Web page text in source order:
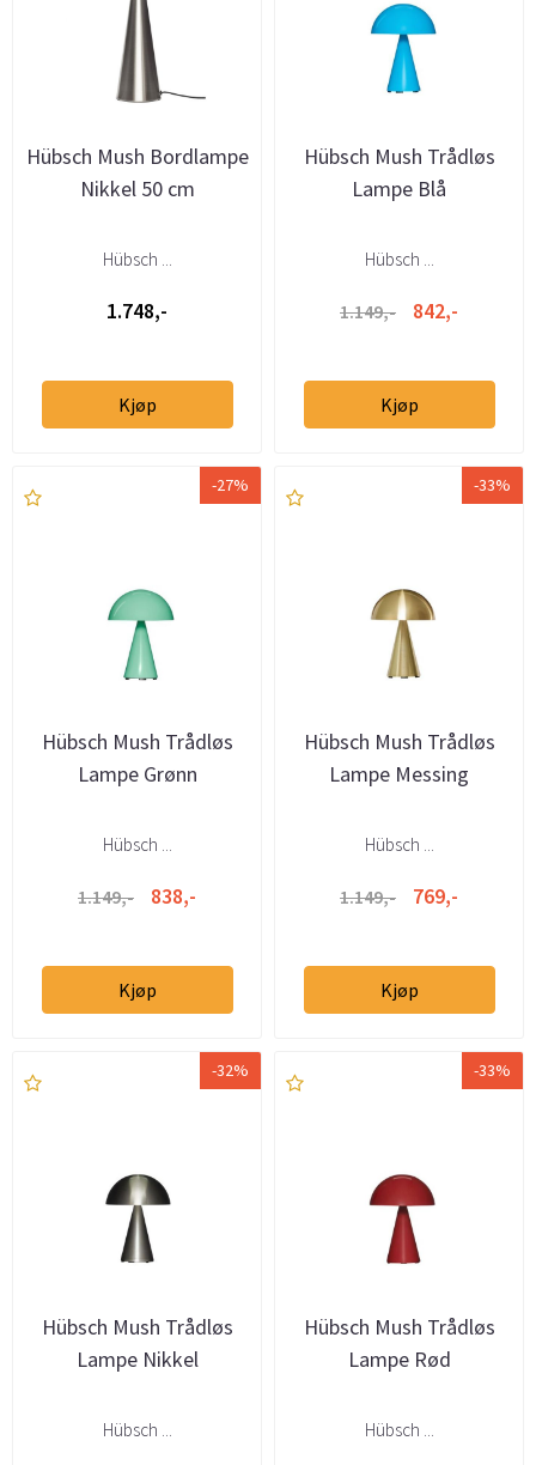
Hübsch Mush Bordlampe
Nikkel 50 cm
Hübsch ...
1.748,-
Kjøp
Hübsch Mush Trådløs
Lampe Blå
Hübsch ...
1.149,- 842,-
Kjøp
-27%
Hübsch Mush Trådløs
Lampe Grønn
Hübsch ...
1.149,- 838,-
Kjøp
-33%
Hübsch Mush Trådløs
Lampe Messing
Hübsch ...
1.149,- 769,-
Kjøp
-32%
Hübsch Mush Trådløs
Lampe Nikkel
Hübsch ...
-33%
Hübsch Mush Trådløs
Lampe Rød
Hübsch ...